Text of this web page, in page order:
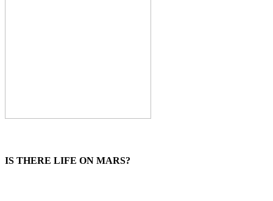
IS THERE LIFE ON MARS?